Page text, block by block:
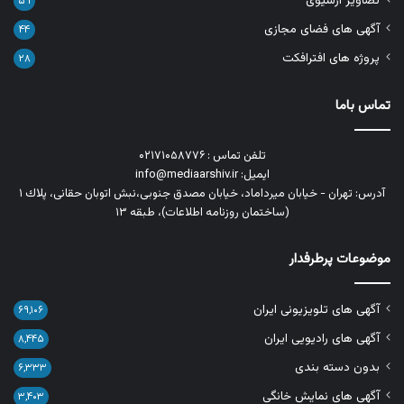
آگهی های فضای مجازی ۴۴
پروژه های افترافکت ۲۸
تماس باما
تلفن تماس : ۰۲۱۷۱۰۵۸۷۷۶
ایمیل: info@mediaarshiv.ir
آدرس: تهران - خیابان میرداماد، خیابان مصدق جنوبی،نبش اتوبان حقانی، پلاك ١
(ساختمان روزنامه اطلاعات)، طبقه ۱۳
موضوعات پرطرفدار
آگهی های تلویزیونی ایران ۶۹,۱۰۶
آگهی های رادیویی ایران ۸,۴۴۵
بدون دسته بندی ۶,۳۳۳
آگهی های نمایش خانگی ۳,۴۰۳